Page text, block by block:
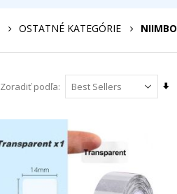
OSTATNÉ KATEGÓRIE
Zoradiť podľa